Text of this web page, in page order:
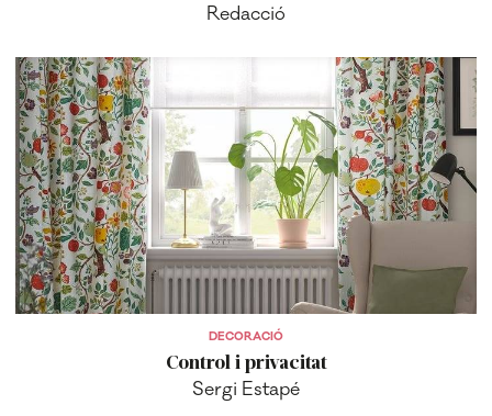
Redacció
DECORACIÓ
Control i privacitat
Sergi Estapé